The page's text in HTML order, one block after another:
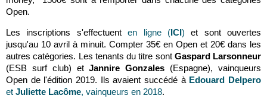
Open.
Les inscriptions s'effectuenten ligne (ICI) et sont ouvertes
jusqu'au 10 avril à minuit. Compter 35€ en Open et 20€ dans les
autres catégories. Les tenants du titre sont Gaspard Larsonneur
(ESB surf club) etJannire Gonzales (Espagne), vainqueurs
Open de l'édition 2019. Ils avaient succédé à Edouard Delpero
et Juliette Lacôme, vainqueurs en 2018.